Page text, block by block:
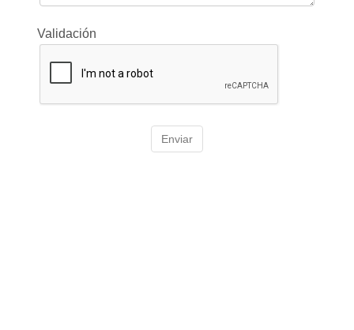
Validación